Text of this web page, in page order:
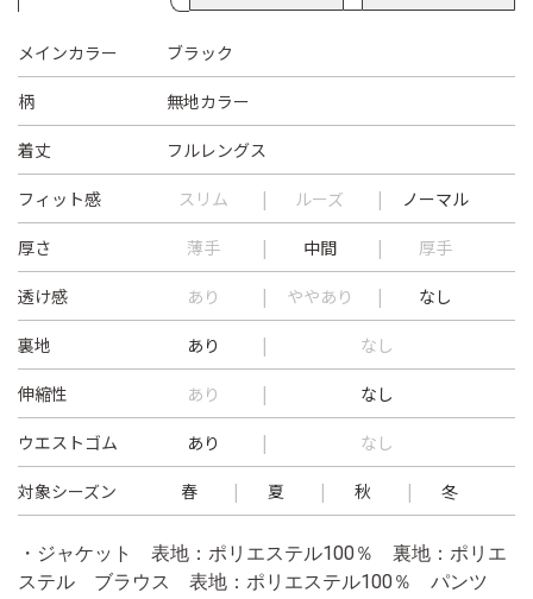
メインカラー ブラック
柄 無地カラー
着丈 フルレングス
フィット感 スリム ルーズ ノーマル
厚さ 薄手 中間 厚手
透け感 あり ややあり なし
裏地 あり なし
伸縮性 あり なし
ウエストゴム あり なし
対象シーズン 春 夏 秋 冬
・ジャケット 表地：ポリエステル100％ 裏地：ポリエ
ステル ブラウス 表地：ポリエステル100％ パンツ